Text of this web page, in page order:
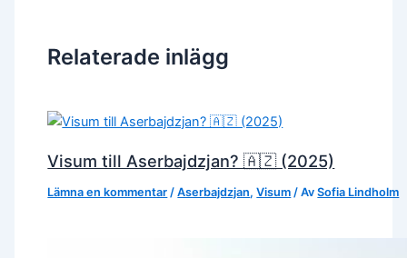
Relaterade inlägg
Visum till Aserbajdzjan? 🇦🇿 (2025)
Lämna en kommentar /Aserbajdzjan,Visum / Av Sofia Lindholm